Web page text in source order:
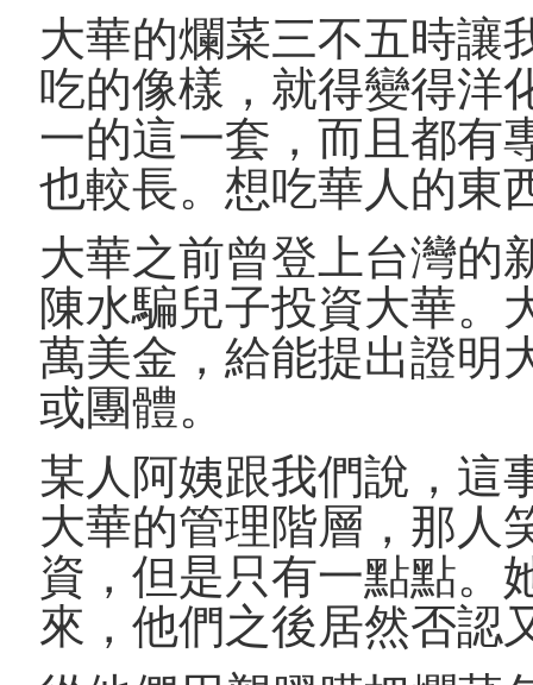
大華的爛菜三不五時讓
吃的像樣，就得變得洋
一的這一套，而且都有
也較長。想吃華人的東
大華之前曾登上台灣的
陳水騙兒子投資大華。
萬美金，給能提出證明
或團體。
某人阿姨跟我們說，這
大華的管理階層，那人
資，但是只有一點點。
來，他們之後居然否認